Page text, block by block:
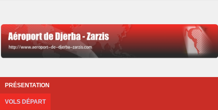
PRÉSENTATION
VOLS DÉPART